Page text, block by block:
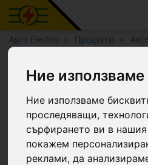
Ние използваме
Ние използваме
проследяващи,
сърфирането ви в нашия
покажем
реклами, да
Agro Electro Продукти
Устройство за